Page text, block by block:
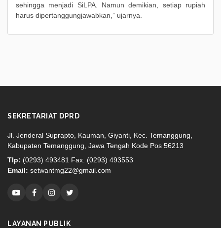
sehingga menjadi SiLPA. Namun demikian, setiap rupiah
harus dipertanggungjawabkan,” ujarnya.
SEKRETARIAT DPRD
Jl. Jenderal Suprapto, Kauman, Giyanti, Kec. Temanggung,
Kabupaten Temanggung, Jawa Tengah Kode Pos 56213
Tlp: (0293) 493481 Fax. (0293) 493553
Email: setwantmg22@gmail.com
LAYANAN PUBLIK